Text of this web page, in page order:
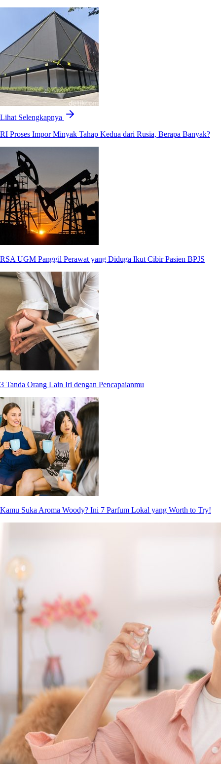
Lihat Selengkapnya
RI Proses Impor Minyak Tahap Kedua dari Rusia, Berapa Banyak?
RSA UGM Panggil Perawat yang Diduga Ikut Cibir Pasien BPJS
3 Tanda Orang Lain Iri dengan Pencapaianmu
Kamu Suka Aroma Woody? Ini 7 Parfum Lokal yang Worth to Try!